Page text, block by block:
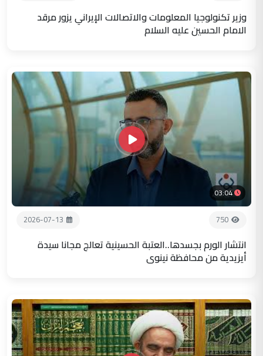
وزير تكنولوجيا المعلومات والاتصالات الإيراني يزور مرقد
الامام الحسين عليه السلام
03:04
750
2026-07-13
انتشار الورم بجسدها..العتبة الحسينية تعالج مجانا سيدة
أيزيدية من محافظة نينوى